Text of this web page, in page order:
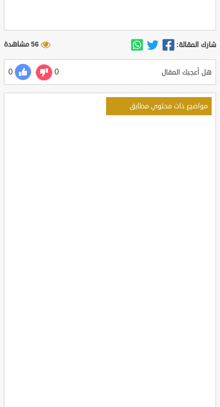
شارك المقالة: 56 مشاهدة
هل أعجبك المقال 0
0
مواضيع ذات محتوي مطابق